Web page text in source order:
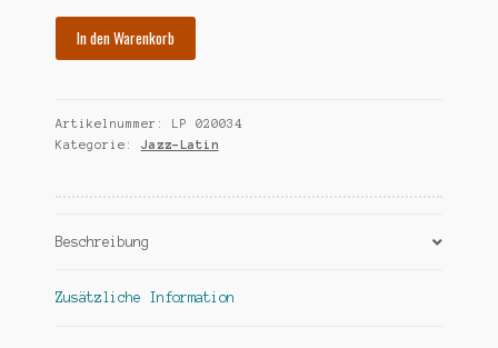
session
vol.
ri-
Menge
In den Warenkorb
Artikelnummer:
LP 020034
Kategorie: Jazz-Latin
Beschreibung
Zusätzliche Information